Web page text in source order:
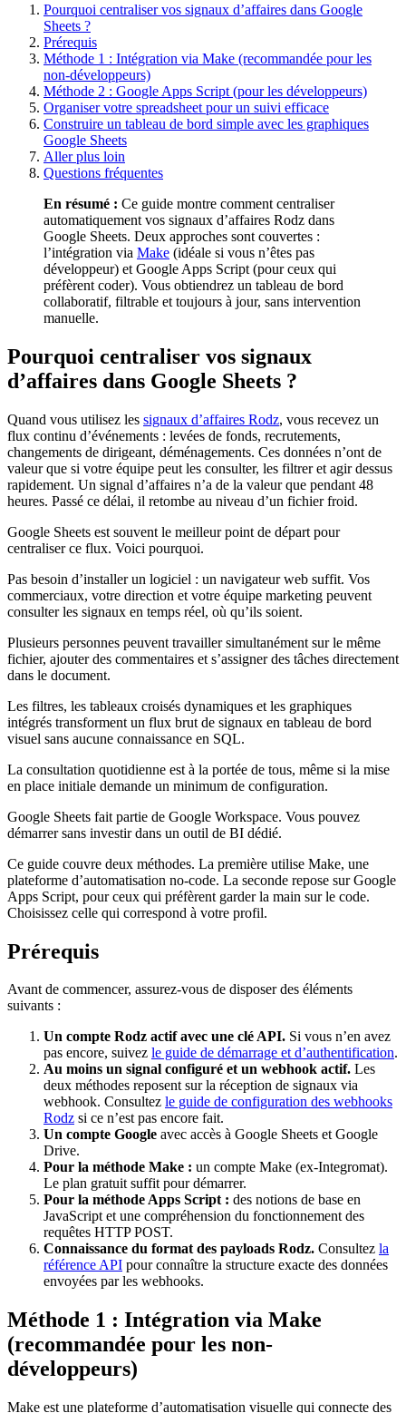
Pourquoi centraliser vos signaux d’affaires dans Google
Sheets ?
Prérequis
Méthode 1 : Intégration via Make (recommandée pour les
non-développeurs)
Méthode 2 : Google Apps Script (pour les développeurs)
Organiser votre spreadsheet pour un suivi efficace
Construire un tableau de bord simple avec les graphiques
Google Sheets
Aller plus loin
Questions fréquentes
En résumé : Ce guide montre comment centraliser
automatiquement vos signaux d’affaires Rodz dans
Google Sheets. Deux approches sont couvertes :
l’intégration via Make (idéale si vous n’êtes pas
développeur) et Google Apps Script (pour ceux qui
préfèrent coder). Vous obtiendrez un tableau de bord
collaboratif, filtrable et toujours à jour, sans intervention
manuelle.
Pourquoi centraliser vos signaux
d’affaires dans Google Sheets ?
Quand vous utilisez les signaux d’affaires Rodz, vous recevez un
flux continu d’événements : levées de fonds, recrutements,
changements de dirigeant, déménagements. Ces données n’ont de
valeur que si votre équipe peut les consulter, les filtrer et agir dessus
rapidement. Un signal d’affaires n’a de la valeur que pendant 48
heures. Passé ce délai, il retombe au niveau d’un fichier froid.
Google Sheets est souvent le meilleur point de départ pour
centraliser ce flux. Voici pourquoi.
Pas besoin d’installer un logiciel : un navigateur web suffit. Vos
commerciaux, votre direction et votre équipe marketing peuvent
consulter les signaux en temps réel, où qu’ils soient.
Plusieurs personnes peuvent travailler simultanément sur le même
fichier, ajouter des commentaires et s’assigner des tâches directement
dans le document.
Les filtres, les tableaux croisés dynamiques et les graphiques
intégrés transforment un flux brut de signaux en tableau de bord
visuel sans aucune connaissance en SQL.
La consultation quotidienne est à la portée de tous, même si la mise
en place initiale demande un minimum de configuration.
Google Sheets fait partie de Google Workspace. Vous pouvez
démarrer sans investir dans un outil de BI dédié.
Ce guide couvre deux méthodes. La première utilise Make, une
plateforme d’automatisation no-code. La seconde repose sur Google
Apps Script, pour ceux qui préfèrent garder la main sur le code.
Choisissez celle qui correspond à votre profil.
Prérequis
Avant de commencer, assurez-vous de disposer des éléments
suivants :
Un compte Rodz actif avec une clé API. Si vous n’en avez
pas encore, suivez le guide de démarrage et d’authentification.
Au moins un signal configuré et un webhook actif. Les
deux méthodes reposent sur la réception de signaux via
webhook. Consultez le guide de configuration des webhooks
Rodz si ce n’est pas encore fait.
Un compte Google avec accès à Google Sheets et Google
Drive.
Pour la méthode Make : un compte Make (ex-Integromat).
Le plan gratuit suffit pour démarrer.
Pour la méthode Apps Script : des notions de base en
JavaScript et une compréhension du fonctionnement des
requêtes HTTP POST.
Connaissance du format des payloads Rodz. Consultez la
référence API pour connaître la structure exacte des données
envoyées par les webhooks.
Méthode 1 : Intégration via Make
(recommandée pour les non-
développeurs)
Make est une plateforme d’automatisation visuelle qui connecte des